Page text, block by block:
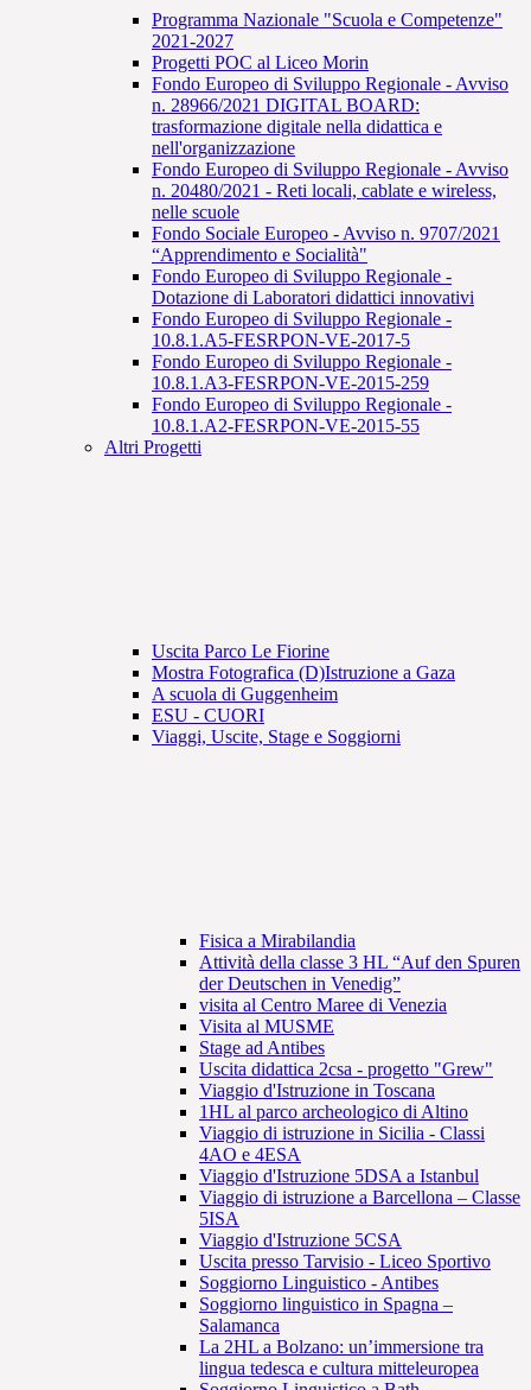
Programma Nazionale "Scuola e Competenze"
2021-2027
Progetti POC al Liceo Morin
Fondo Europeo di Sviluppo Regionale - Avviso
n. 28966/2021 DIGITAL BOARD:
trasformazione digitale nella didattica e
nell'organizzazione
Fondo Europeo di Sviluppo Regionale - Avviso
n. 20480/2021 - Reti locali, cablate e wireless,
nelle scuole
Fondo Sociale Europeo - Avviso n. 9707/2021
“Apprendimento e Socialità"
Fondo Europeo di Sviluppo Regionale -
Dotazione di Laboratori didattici innovativi
Fondo Europeo di Sviluppo Regionale -
10.8.1.A5-FESRPON-VE-2017-5
Fondo Europeo di Sviluppo Regionale -
10.8.1.A3-FESRPON-VE-2015-259
Fondo Europeo di Sviluppo Regionale -
10.8.1.A2-FESRPON-VE-2015-55
Altri Progetti
Uscita Parco Le Fiorine
Mostra Fotografica (D)Istruzione a Gaza
A scuola di Guggenheim
ESU - CUORI
Viaggi, Uscite, Stage e Soggiorni
Fisica a Mirabilandia
Attività della classe 3 HL “Auf den Spuren
der Deutschen in Venedig”
visita al Centro Maree di Venezia
Visita al MUSME
Stage ad Antibes
Uscita didattica 2csa - progetto "Grew"
Viaggio d'Istruzione in Toscana
1HL al parco archeologico di Altino
Viaggio di istruzione in Sicilia - Classi
4AO e 4ESA
Viaggio d'Istruzione 5DSA a Istanbul
Viaggio di istruzione a Barcellona – Classe
5ISA
Viaggio d'Istruzione 5CSA
Uscita presso Tarvisio - Liceo Sportivo
Soggiorno Linguistico - Antibes
Soggiorno linguistico in Spagna –
Salamanca
La 2HL a Bolzano: un’immersione tra
lingua tedesca e cultura mitteleuropea